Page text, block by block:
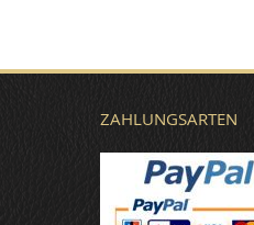
ZAHLUNGSARTEN